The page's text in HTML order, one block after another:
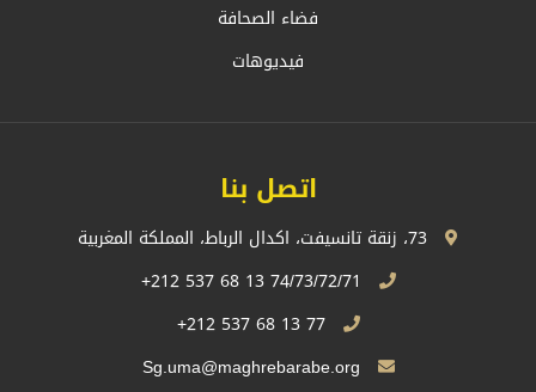
فضاء الصحافة
فيديوهات
اتصل بنا
77 13 68 537 212+